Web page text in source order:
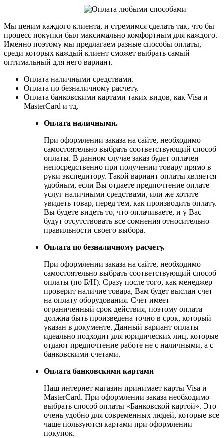
Мы ценим каждого клиента, и стремимся сделать так, что бы
процесс покупки был максимально комфортным для каждого.
Именно поэтому мы предлагаем разные способы оплаты,
среди которых каждый клиент сможет выбрать самый
оптимальный для него вариант.
Оплата наличными средствами.
Оплата по безналичному расчету.
Оплата банковскими картами таких видов, как Visa и
MasterCard и тд.
Оплата наличными.
При оформлении заказа на сайте, необходимо
самостоятельно выбрать соответствующий способ
оплаты. В данном случае заказ будет оплачен
непосредственно при получении товару прямо в
руки экспедитору. Такой вариант оплаты является
удобным, если Вы отдаете предпочтение оплате
услуг наличными средствами, или же хотите
увидеть товар, перед тем, как производить оплату.
Вы будете видеть то, что оплачиваете, и у Вас
будут отсутствовать все сомнения относительно
правильности своего выбора.
Оплата по безналичному расчету.
При оформлении заказа на сайте, необходимо
самостоятельно выбрать соответствующий способ
оплаты (по Б/Н). Сразу после того, как менеджер
проверит наличие товара, Вам будет выслан счет
на оплату оборудования. Счет имеет
ограниченный срок действия, поэтому оплата
должна быть произведена точно в срок, который
указан в документе. Данный вариант оплаты
идеально подходит для юридических лиц, которые
отдают предпочтение работе не с наличными, а с
банковскими счетами.
Оплата банковскими картами
Наш интернет магазин принимает карты Visa и
MasterCard. При оформлении заказа необходимо
выбрать способ оплаты «Банковской картой». Это
очень удобно для современных людей, которые все
чаще пользуются картами при оформлении
покупок.